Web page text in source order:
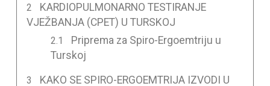
KARDIOPULMONARNO TESTIRANJE
VJEŽBANJA (CPET) U TURSKOJ
Priprema za Spiro-Ergoemtriju u
Turskoj
KAKO SE SPIRO-ERGOEMTRIJA IZVODI U